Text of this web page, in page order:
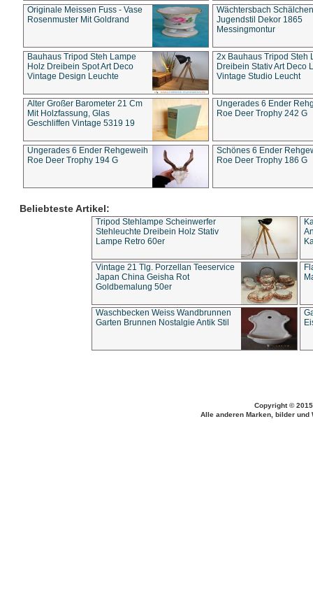
Originale Meissen Fuss - Vase
Rosenmuster Mit Goldrand
Wächtersbach Schälchen
Jugendstil Dekor 1865
Messingmontur
Bauhaus Tripod Steh Lampe
Holz Dreibein Spot Art Deco
Vintage Design Leuchte
2x Bauhaus Tripod Steh
Dreibein Stativ Art Deco
Vintage Studio Leucht
Alter Großer Barometer 21 Cm
Mit Holzfassung, Glas
Geschliffen Vintage 5319 19
Ungerades 6 Ender
Roe Deer Trophy 242 G
Ungerades 6 Ender Rehgeweih
Roe Deer Trophy 194 G
Schönes 6 Ender
Roe Deer Trophy 186 G
Beliebteste Artikel:
Tripod Stehlampe Scheinwerfer
Stehleuchte Dreibein Holz Stativ
Lampe Retro 60er
Vintage 21 Tlg. Porzellan Teeservice
Japan China Geisha Rot
Goldbemalung 50er
Waschbecken Weiss Wandbrunnen
Garten Brunnen Nostalgie Antik Stil
Copyright ©
Alle anderen Marken, bilder und